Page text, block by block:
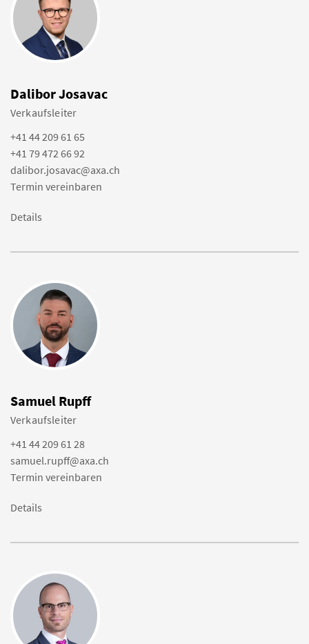
Dalibor Josavac
Verkaufsleiter
+41 44 209 61 65
+41 79 472 66 92
dalibor.josavac@axa.ch
Termin vereinbaren
Details
Samuel Rupff
Verkaufsleiter
+41 44 209 61 28
samuel.rupff@axa.ch
Termin vereinbaren
Details